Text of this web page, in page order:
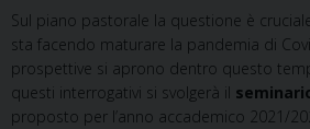
Sul piano pastorale la questione è
sta facendo maturare la pandemia di
prospettive si aprono dentro questo
questi interrogativi si svolgerà il
proposto per l’anno accademico 2021/